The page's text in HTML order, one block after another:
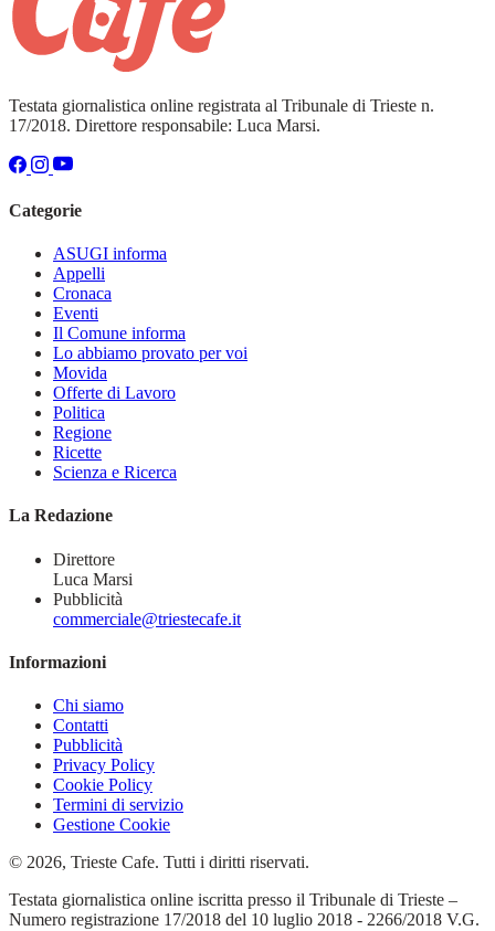
Testata giornalistica online registrata al Tribunale di Trieste n.
17/2018. Direttore responsabile: Luca Marsi.
Categorie
ASUGI informa
Appelli
Cronaca
Eventi
Il Comune informa
Lo abbiamo provato per voi
Movida
Offerte di Lavoro
Politica
Regione
Ricette
Scienza e Ricerca
La Redazione
Direttore
Luca Marsi
Pubblicità
commerciale@triestecafe.it
Informazioni
Chi siamo
Contatti
Pubblicità
Privacy Policy
Cookie Policy
Termini di servizio
Gestione Cookie
© 2026, Trieste Cafe. Tutti i diritti riservati.
Testata giornalistica online iscritta presso il Tribunale di Trieste –
Numero registrazione 17/2018 del 10 luglio 2018 - 2266/2018 V.G.